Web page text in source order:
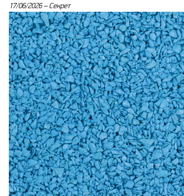
17/06/2026 – Секрет